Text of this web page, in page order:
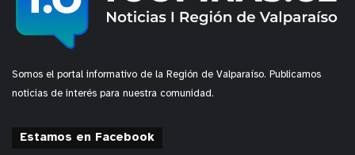
Somos el portal informativo de la Región de Valparaíso. Publicamos
noticias de interés para nuestra comunidad.
Estamos en Facebook